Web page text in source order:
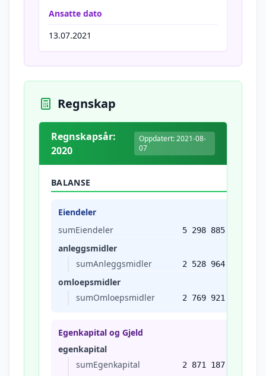
Ansatte dato
13.07.2021
Regnskap
Regnskapsår:
2020
Oppdatert: 2021-08-
07
BALANSE
Eiendeler
sumEiendeler
5 298 885
anleggsmidler
sumAnleggsmidler
2 528 964
omloepsmidler
sumOmloepsmidler
2 769 921
Egenkapital og Gjeld
egenkapital
sumEgenkapital
2 871 187